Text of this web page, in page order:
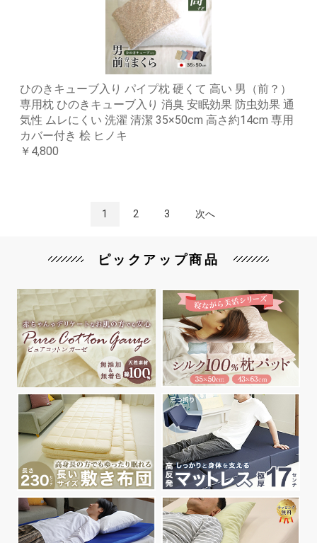
ひのきキューブ入り パイプ枕 硬くて 高い 男（前？）
専用枕 ひのきキューブ入り 消臭 安眠効果 防虫効果 通
気性 ムレにくい 洗濯 清潔 35×50cm 高さ約14cm 専用
カバー付き 桧 ヒノキ
￥4,800
1 2 3 次へ
ピックアップ商品